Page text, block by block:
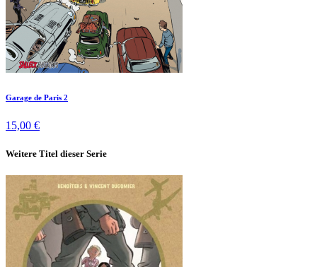
Garage de Paris 2
15,00 €
Weitere Titel dieser Serie